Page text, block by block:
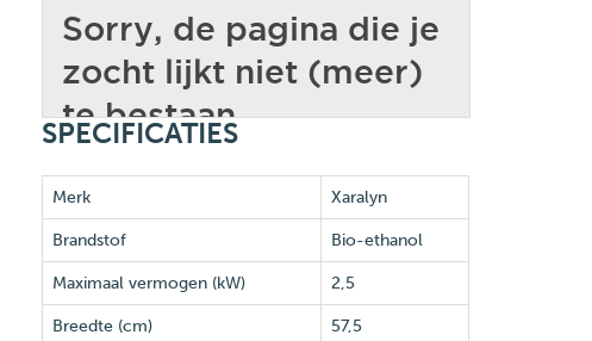
SPECIFICATIES
Merk Xaralyn
Brandstof Bio-ethanol
Maximaal vermogen (kW) 2,5
Breedte (cm) 57,5